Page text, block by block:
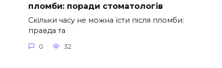
пломби: поради стоматологів
Скільки часу не можна їсти після пломби:
правда та
0 32